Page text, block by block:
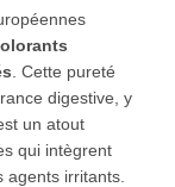
. Cette pureté
digestive, y
un atout
qui intègrent
irritants.